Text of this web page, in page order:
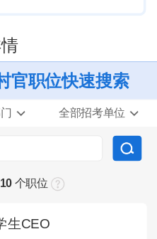
官职位快速搜索
全部招考单位
10个职位
生CEO